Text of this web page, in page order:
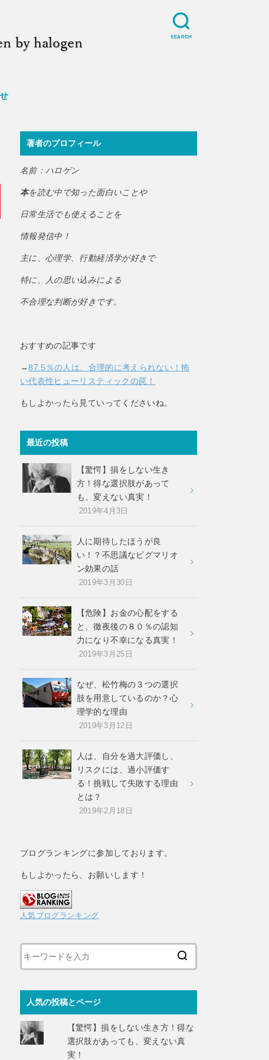
SEARCH
著者のプロフィール
名前：ハロゲン
本を読む中で知った面白いことや
日常生活でも使えることを
情報発信中！
主に、心理学、行動経済学が好きで
特に、人の思い込みによる
不合理な判断が好きです。
おすすめの記事です
→87.5％の人は、合理的に考えられない！怖
い代表性ヒューリスティックの罠！
もしよかったら見ていってくださいね。
最近の投稿
【驚愕】損をしない生き
方！得な選択肢があって
も、変えない真実！
2019年4月3日
人に期待したほうが良
い！？不思議なピグマリオ
ン効果の話
2019年3月30日
【危険】お金の心配をする
と、徹夜後の８０％の認知
力になり不幸になる真実！
2019年3月25日
なぜ、松竹梅の３つの選択
肢を用意しているのか？心
理学的な理由
2019年3月12日
人は、自分を過大評価し、
リスクには、過小評価す
る！挑戦して失敗する理由
とは？
2019年2月18日
ブログランキングに参加しております。
もしよかったら、お願いします！
人気ブログランキング
人気の投稿とページ
【驚愕】損をしない生き方！得な
選択肢があっても、変えない真
実！